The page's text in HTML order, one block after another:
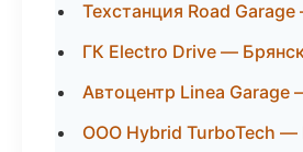
Техстанция Road
ГК Electro Drive —
Автоцентр Linea
ООО Hybrid TurboTech —